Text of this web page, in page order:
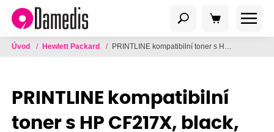
Úvod / Hewlett Packard / PRINTLINE kompatibilní toner s HP CF217X, black, čip
PRINTLINE kompatibilní
toner s HP CF217X, black,